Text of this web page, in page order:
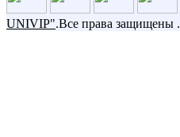
UNIVIP".Все права защищены .